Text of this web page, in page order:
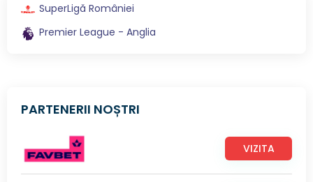
SuperLigă României
Premier League - Anglia
PARTENERII NOȘTRI
VIZITA